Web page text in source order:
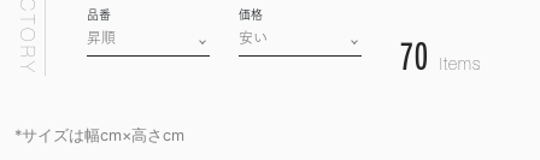
品番 価格
70 Items
*サイズは幅cm×高さcm